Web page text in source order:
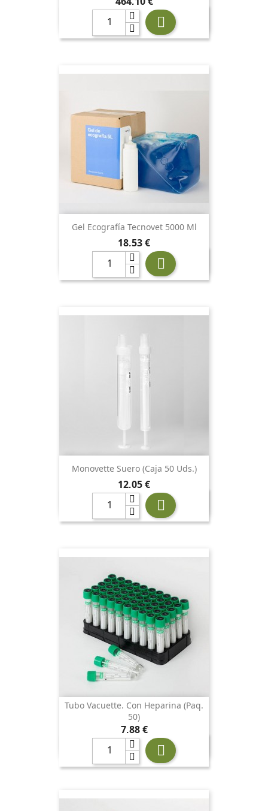

Gel Ecografía Tecnovet 5000 Ml
Precio
18,53 €

Monovette Suero (caja 50 Uds.)
Precio
12,05 €

Tubo Vacuette. Con Heparina (paq.
50)
Precio
7,88 €
